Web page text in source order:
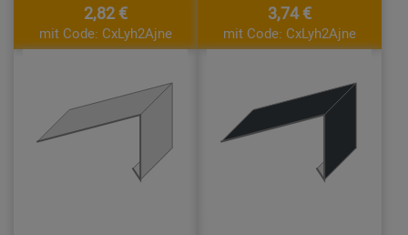
2,82 €
mit Code: CxLyh2Ajne
3,74 €
mit Code: CxLyh2Ajne